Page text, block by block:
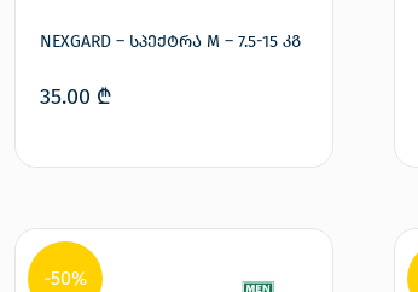
NEXGARD – სპექტრა M – 7.5-15 კგ
35.00 ₾
-50%